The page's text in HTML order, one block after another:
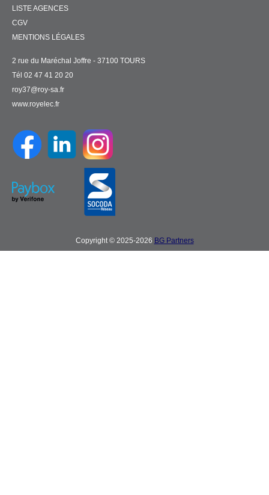
LISTE AGENCES
CGV
MENTIONS LÉGALES
2 rue du Maréchal Joffre - 37100 TOURS
Tél 02 47 41 20 20
roy37@roy-sa.fr
www.royelec.fr
Copyright © 2025-2026 BG Partners